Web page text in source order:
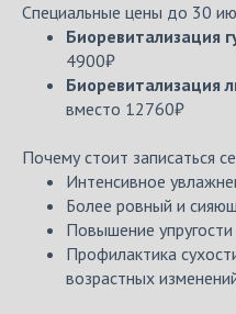
Специальные цены до 30
Биоревитализация
4900₽
Биоревитализация
вместо 12760₽
Почему стоит записаться
Интенсивное
Более ровный и
Повышение
Профилактика
возрастных